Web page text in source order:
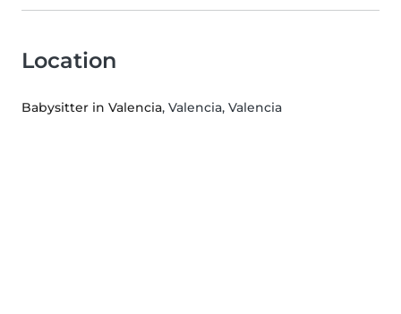
Location
Babysitter in Valencia, Valencia, Valencia